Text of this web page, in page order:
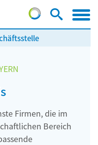
Firmen, die im
Bereich